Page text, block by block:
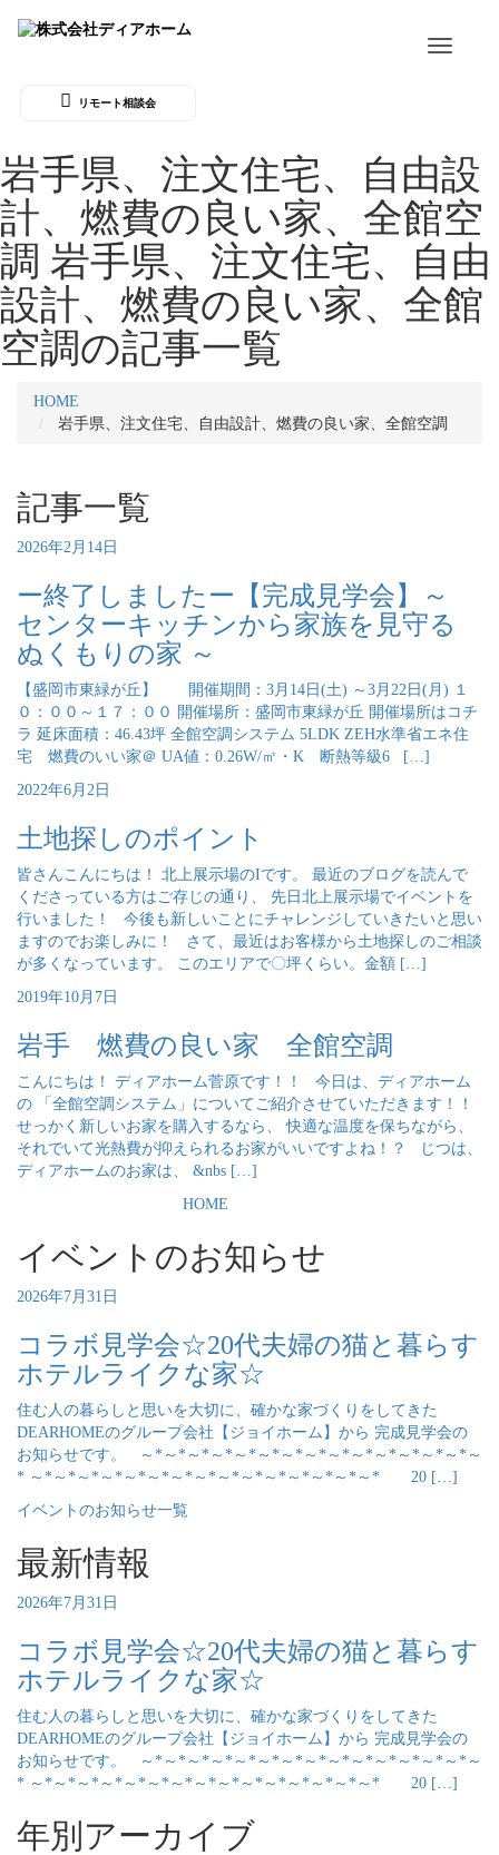
Toggle
リモート相談会
岩手県、注文住宅、自由設
計、燃費の良い家、全館空
調 岩手県、注文住宅、自由
設計、燃費の良い家、全館
空調の記事一覧
HOME
岩手県、注文住宅、自由設計、燃費の良い家、全館空調
記事一覧
2026年2月14日
ー終了しましたー【完成見学会】～
センターキッチンから家族を見守る
ぬくもりの家 ～
【盛岡市東緑が丘】 開催期間：3月14日(土) ～3月22日(月) １
０：００～１７：００ 開催場所：盛岡市東緑が丘 開催場所はコチ
ラ 延床面積：46.43坪 全館空調システム 5LDK ZEH水準省エネ住
宅 燃費のいい家＠ UA値：0.26W/㎡・K 断熱等級6 […]
2022年6月2日
土地探しのポイント
皆さんこんにちは！ 北上展示場のIです。 最近のブログを読んで
くださっている方はご存じの通り、 先日北上展示場でイベントを
行いました！ 今後も新しいことにチャレンジしていきたいと思い
ますのでお楽しみに！ さて、最近はお客様から土地探しのご相談
が多くなっています。 このエリアで〇坪くらい。金額 […]
2019年10月7日
岩手 燃費の良い家 全館空調
こんにちは！ ディアホーム菅原です！！ 今日は、ディアホーム
の 「全館空調システム」についてご紹介させていただきます！！
せっかく新しいお家を購入するなら、 快適な温度を保ちながら、
それでいて光熱費が抑えられるお家がいいですよね！？ じつは、
ディアホームのお家は、 &nbs […]
HOME
イベントのお知らせ
2026年7月31日
コラボ見学会☆20代夫婦の猫と暮らす
ホテルライクな家☆
住む人の暮らしと思いを大切に、確かな家づくりをしてきた
DEARHOMEのグループ会社【ジョイホーム】から 完成見学会の
お知らせです。 ～*～*～*～*～*～*～*～*～*～*～*～*～*～*～
* ～*～*～*～*～*～*～*～*～*～*～*～*～*～*～* 20 […]
イベントのお知らせ一覧
最新情報
2026年7月31日
コラボ見学会☆20代夫婦の猫と暮らす
ホテルライクな家☆
住む人の暮らしと思いを大切に、確かな家づくりをしてきた
DEARHOMEのグループ会社【ジョイホーム】から 完成見学会の
お知らせです。 ～*～*～*～*～*～*～*～*～*～*～*～*～*～*～
* ～*～*～*～*～*～*～*～*～*～*～*～*～*～*～* 20 […]
年別アーカイブ